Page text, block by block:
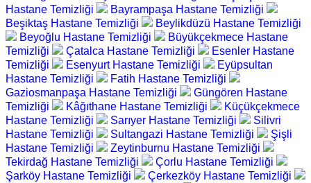
Hastane Temizliği
Bayrampaşa Hastane Temizliği
Beşiktaş Hastane Temizliği
Beylikdüzü Hastane Temizliği
Beyoğlu Hastane Temizliği
Büyükçekmece Hastane
Temizliği
Çatalca Hastane Temizliği
Esenler Hastane
Temizliği
Esenyurt Hastane Temizliği
Eyüpsultan
Hastane Temizliği
Fatih Hastane Temizliği
Gaziosmanpaşa Hastane Temizliği
Güngören Hastane
Temizliği
Kâğıthane Hastane Temizliği
Küçükçekmece
Hastane Temizliği
Sarıyer Hastane Temizliği
Silivri
Hastane Temizliği
Sultangazi Hastane Temizliği
Şişli
Hastane Temizliği
Zeytinburnu Hastane Temizliği
Tekirdağ Hastane Temizliği
Çorlu Hastane Temizliği
Şarköy Hastane Temizliği
Çerkezköy Hastane Temizliği